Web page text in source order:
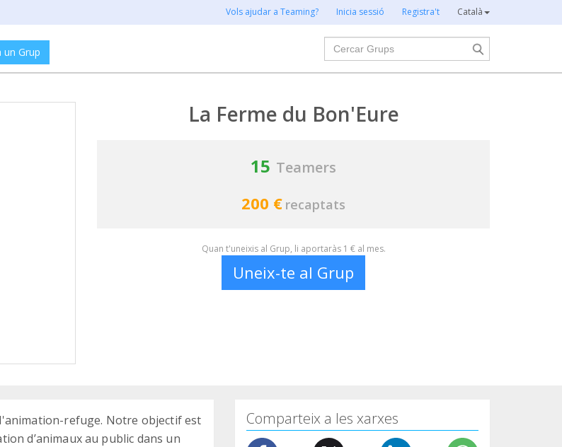
Vols ajudar a Teaming? Inicia sessió Registra't Català
un Grup
Cercar
La Ferme du Bon'Eure
15 Teamers
200 € recaptats
Quan t'uneixis al Grup, li aportaràs 1 € al mes.
Uneix-te al Grup
refuge. Notre objectif est
d’animaux au public dans un
Comparteix a les xarxes